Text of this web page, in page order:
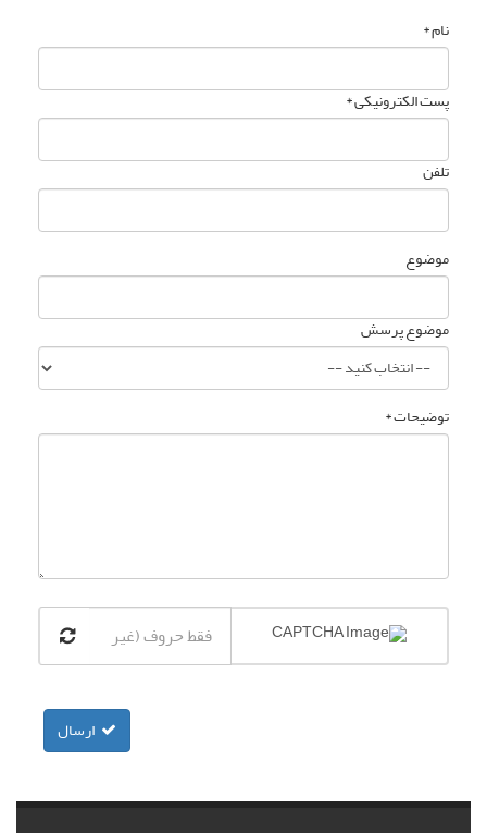
نام *
پست الکترونیکی *
تلفن
موضوع
موضوع پرسش
توضیحات *
ارسال